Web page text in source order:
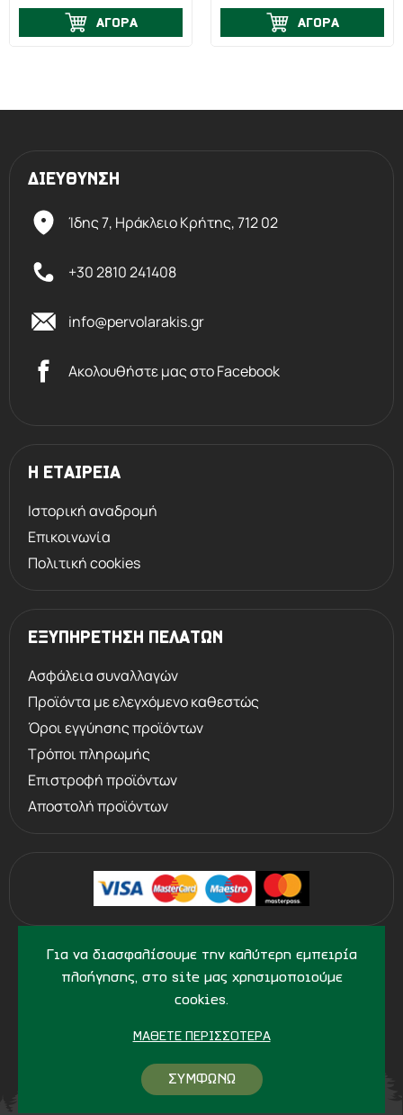
Για να διασφαλίσουμε την καλύτερη εμπειρία
πλοήγησης, στο site μας χρησιμοποιούμε
cookies.
ΜΆΘΕΤΕ ΠΕΡΙΣΣΌΤΕΡΑ
ΣΥΜΦΩΝΩ
ΑΓΟΡΑ ΑΓΟΡΑ
ΔΙΕΥΘΥΝΣΗ
Ίδης 7, Ηράκλειο Kρήτης,712 02
+30 2810 241408
info@pervolarakis.gr
Ακολουθήστε μας στο Facebook
Η ΕΤΑΙΡΕΙΑ
Ιστορική αναδρομή
Επικοινωνία
Πολιτική cookies
ΕΞΥΠΗΡΕΤΗΣΗ ΠΕΛΑΤΩΝ
Ασφάλεια συναλλαγών
Προϊόντα με ελεγχόμενο καθεστώς
Όροι εγγύησης προϊόντων
Τρόποι πληρωμής
Επιστροφή προϊόντων
Αποστολή προϊόντων
© 2013 - 2026 PERVOLARAKIS.GR